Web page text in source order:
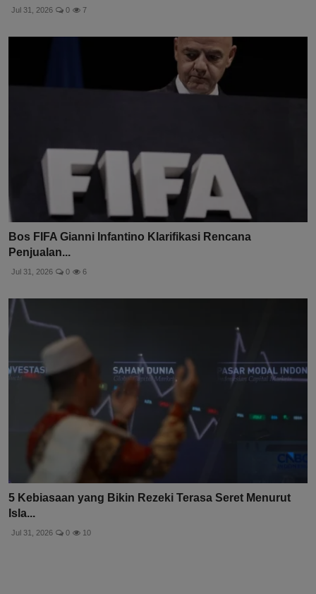
Jul 31, 2026 0 7
Bos FIFA Gianni Infantino Klarifikasi Rencana
Penjualan...
Jul 31, 2026 0 6
5 Kebiasaan yang Bikin Rezeki Terasa Seret Menurut
Isla...
Jul 31, 2026 0 10